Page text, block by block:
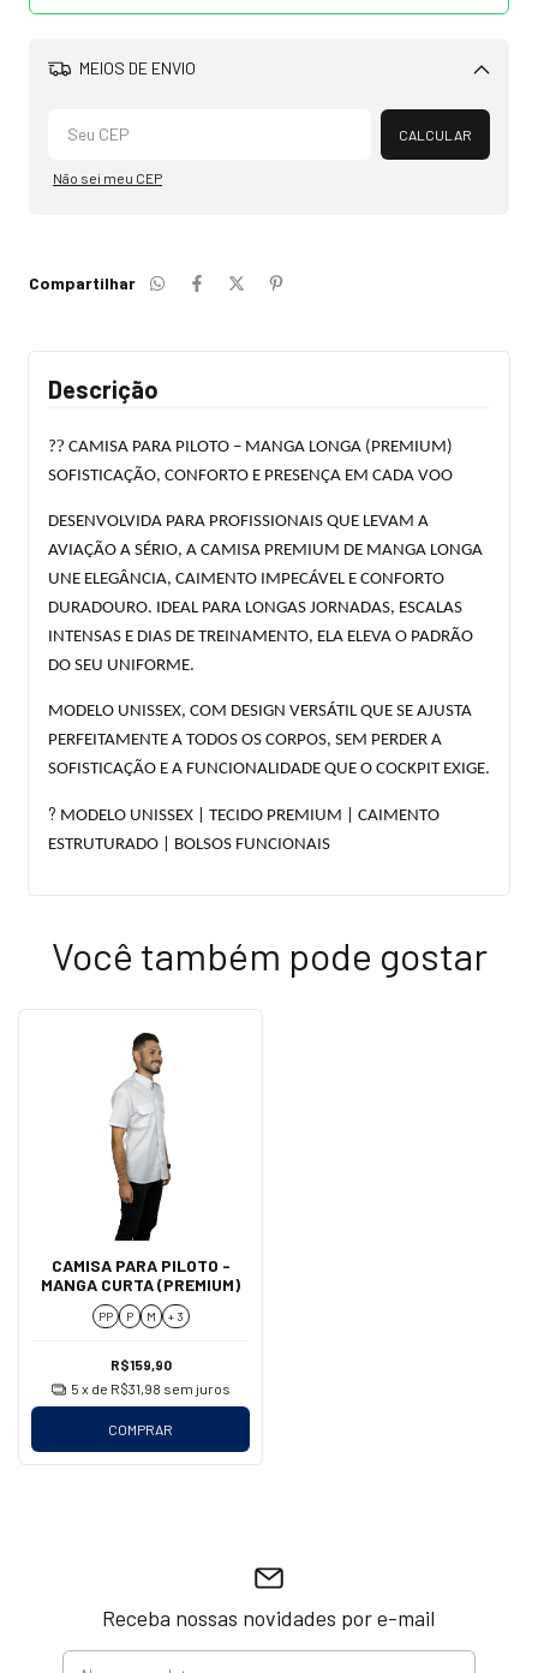
MEIOS DE ENVIO
Alterar CEP
CALCULAR
Não sei meu CEP
Compartilhar
Descrição
?? CAMISA PARA PILOTO – MANGA LONGA (PREMIUM)
SOFISTICAÇÃO, CONFORTO E PRESENÇA EM CADA VOO
DESENVOLVIDA PARA PROFISSIONAIS QUE LEVAM A
AVIAÇÃO A SÉRIO, A CAMISA PREMIUM DE MANGA LONGA
UNE ELEGÂNCIA, CAIMENTO IMPECÁVEL E CONFORTO
DURADOURO. IDEAL PARA LONGAS JORNADAS, ESCALAS
INTENSAS E DIAS DE TREINAMENTO, ELA ELEVA O PADRÃO
DO SEU UNIFORME.
MODELO UNISSEX, COM DESIGN VERSÁTIL QUE SE AJUSTA
PERFEITAMENTE A TODOS OS CORPOS, SEM PERDER A
SOFISTICAÇÃO E A FUNCIONALIDADE QUE O COCKPIT EXIGE.
? MODELO UNISSEX | TECIDO PREMIUM | CAIMENTO
ESTRUTURADO | BOLSOS FUNCIONAIS
Você também pode gostar
CAMISA PARA PILOTO -
MANGA CURTA (PREMIUM)
PP P M + 3
R$159,90
5 x de R$31,98 sem juros
COMPRAR
Receba nossas novidades por e-mail